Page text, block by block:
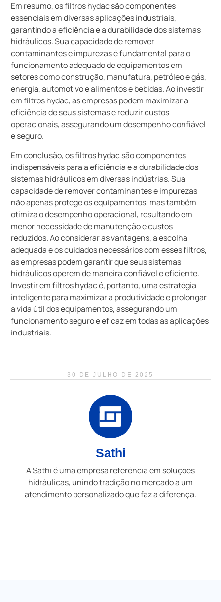
Em resumo, os filtros hydac são componentes
essenciais em diversas aplicações industriais,
garantindo a eficiência e a durabilidade dos sistemas
hidráulicos. Sua capacidade de remover
contaminantes e impurezas é fundamental para o
funcionamento adequado de equipamentos em
setores como construção, manufatura, petróleo e gás,
energia, automotivo e alimentos e bebidas. Ao investir
em filtros hydac, as empresas podem maximizar a
eficiência de seus sistemas e reduzir custos
operacionais, assegurando um desempenho confiável
e seguro.
Em conclusão, os filtros hydac são componentes
indispensáveis para a eficiência e a durabilidade dos
sistemas hidráulicos em diversas indústrias. Sua
capacidade de remover contaminantes e impurezas
não apenas protege os equipamentos, mas também
otimiza o desempenho operacional, resultando em
menor necessidade de manutenção e custos
reduzidos. Ao considerar as vantagens, a escolha
adequada e os cuidados necessários com esses filtros,
as empresas podem garantir que seus sistemas
hidráulicos operem de maneira confiável e eficiente.
Investir em filtros hydac é, portanto, uma estratégia
inteligente para maximizar a produtividade e prolongar
a vida útil dos equipamentos, assegurando um
funcionamento seguro e eficaz em todas as aplicações
industriais.
30 DE JULHO DE 2025
Sathi
A Sathi é uma empresa referência em soluções
hidráulicas, unindo tradição no mercado a um
atendimento personalizado que faz a diferença.